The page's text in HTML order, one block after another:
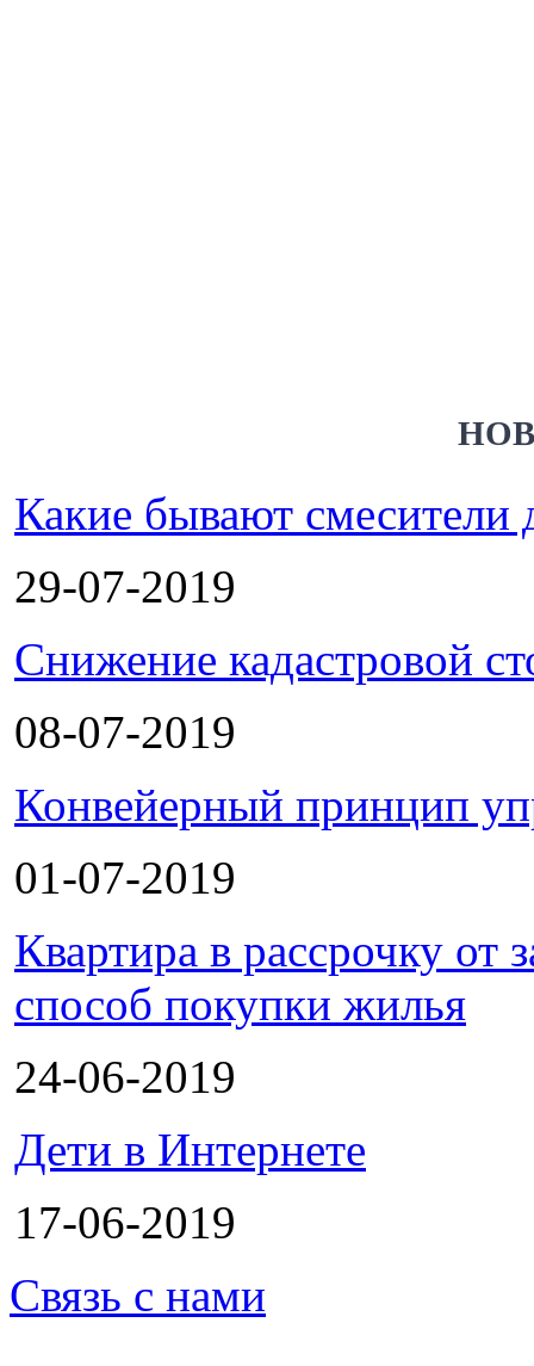
Какие бывают смесители
29-07-2019
Снижение кадастровой
08-07-2019
Конвейерный принцип
01-07-2019
Квартира в рассрочку
способ покупки жилья
24-06-2019
Дети в Интернете
17-06-2019
Связь с нами